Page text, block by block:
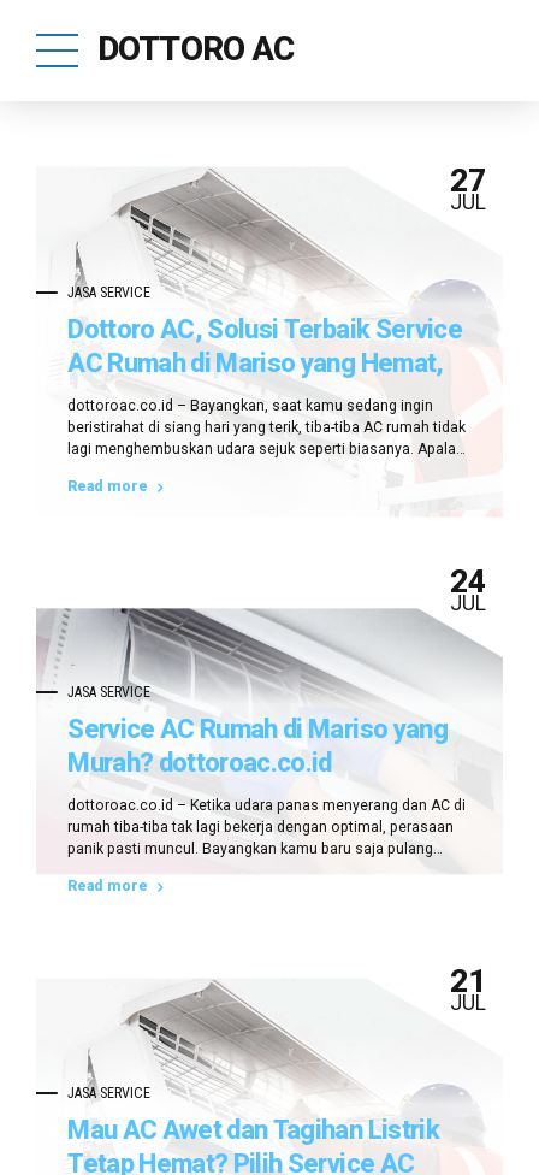
DOTTORO AC
JASA SERVICE
27
JUL
Dottoro AC, Solusi Terbaik Service
AC Rumah di Mariso yang Hemat,
Cepat, dan Bergaransi!
dottoroac.co.id – Bayangkan, saat kamu sedang ingin
beristirahat di siang hari yang terik, tiba-tiba AC rumah tidak
lagi menghembuskan udara sejuk seperti biasanya. Apalagi
yang makin panas, kamu tentu butuh solusi cepat dan
terpercaya. Maka di sinilah peran tukang service AC rumah
Read more
JASA SERVICE
24
JUL
Service AC Rumah di Mariso yang
Murah? dottoroac.co.id
Jawabannya!
dottoroac.co.id – Ketika udara panas menyerang dan AC di
rumah tiba-tiba tak lagi bekerja dengan optimal, perasaan
panik pasti muncul. Bayangkan kamu baru saja pulang
dalam sejuknya hembusan AC. Namun, yang terjadi malah
Read more
JASA SERVICE
21
JUL
Mau AC Awet dan Tagihan Listrik
Tetap Hemat? Pilih Service AC